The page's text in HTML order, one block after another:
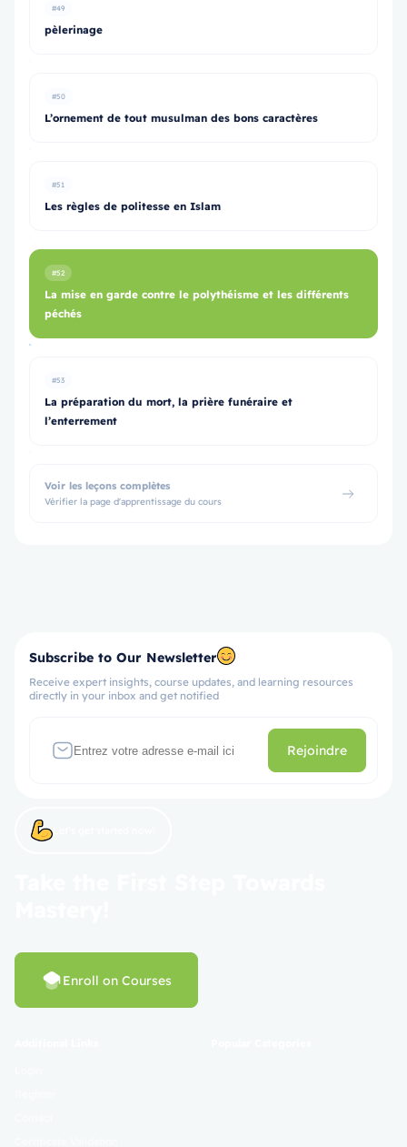
#49
pèlerinage
#50
L’ornement de tout musulman des bons caractères
#51
Les règles de politesse en Islam
#52
La mise en garde contre le polythéisme et les différents
péchés
#53
La préparation du mort, la prière funéraire et
l’enterrement
Voir les leçons complètes
Vérifier la page d'apprentissage du cours
Subscribe to Our Newsletter
Receive expert insights, course updates, and learning resources
directly in your inbox and get notified
Rejoindre
Enroll on Courses